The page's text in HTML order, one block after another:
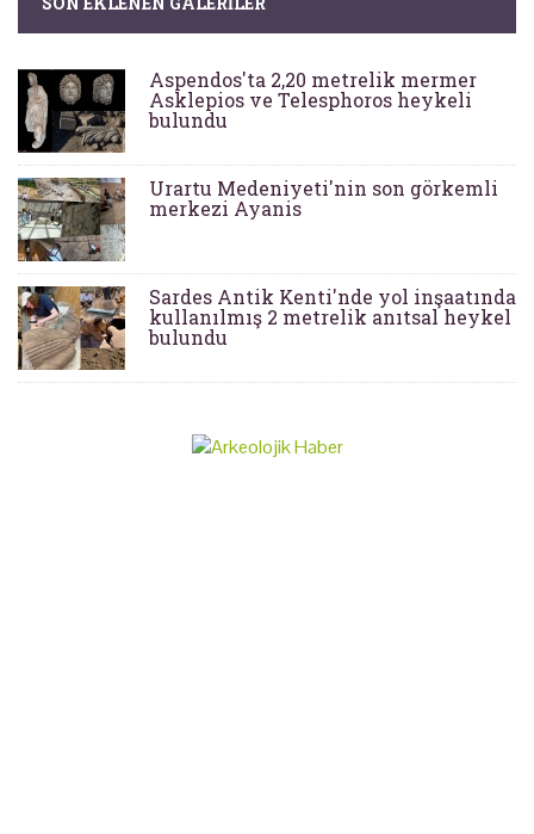
Aspendos'ta 2,20 metrelik mermer
Asklepios ve Telesphoros heykeli
bulundu
Urartu Medeniyeti'nin son görkemli
merkezi Ayanis
Sardes Antik Kenti'nde yol inşaatında
kullanılmış 2 metrelik anıtsal heykel
bulundu